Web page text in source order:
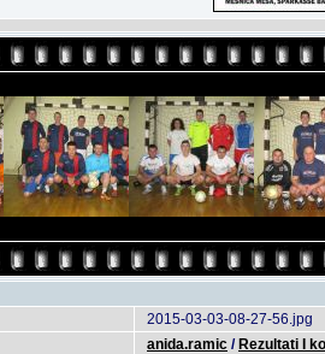
2015-03-03-08-27-56.jpg
anida.ramic / Rezultati I